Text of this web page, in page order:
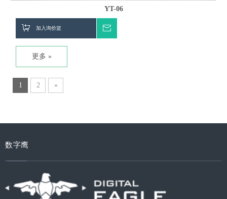
YT-06
加入询价篮
更多 »
1 2 »
数字鹰